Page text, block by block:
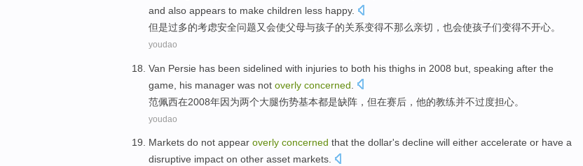
and also appears to make children less happy.
但是过多的考虑安全问题又会使父母与孩子的关系变得不那么亲切， 也会使孩子们变得不开心。
youdao
Van Persie has been sidelined with injuries to both his thighs in 2008 but speaking after the
game
his manager was not overly concerned
范佩西在2008年因为两个大腿伤势基本都是缺阵， 但在赛后 ， 他的教练并不过度担心。
youdao
Markets do not appear overly concerned that the dollar's decline will either accelerate or have a
disruptive impact on other asset markets.